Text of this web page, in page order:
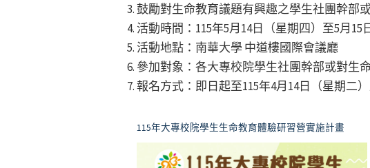
鼓勵對生命教育議題有興趣之學生社團幹部
活動時間：115年5月14日（星期四）至5月15
活動地點：南華大學 中道樓國際會議廳
參加對象：各大專校院學生社團幹部或對生
報名方式：即日起至115年4月14日（星期二
115年大專校院學生生命教育體驗研習營實施計畫